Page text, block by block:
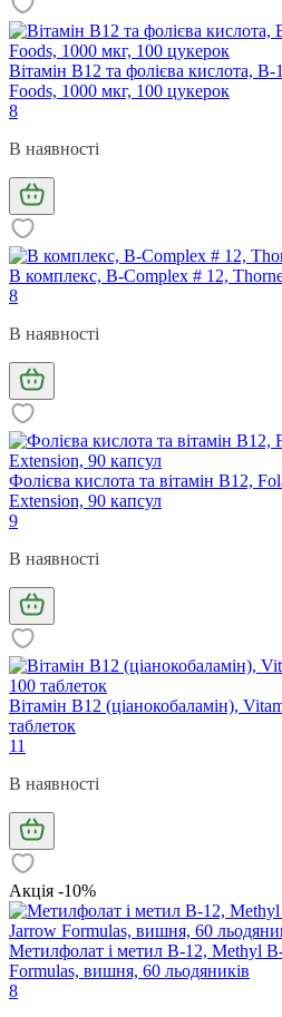
Вітамін В12 та фолієва кислота,
Foods, 1000 мкг, 100 цукерок
8
В наявності
В комплекс, B-Complex # 12,
8
В наявності
Фолієва кислота та вітамін В12,
Extension, 90 капсул
9
В наявності
Вітамін В12 (ціанокобаламін),
таблеток
11
В наявності
Акція -10%
Метилфолат і метил B-12, Methyl
Formulas, вишня, 60 льодяників
8